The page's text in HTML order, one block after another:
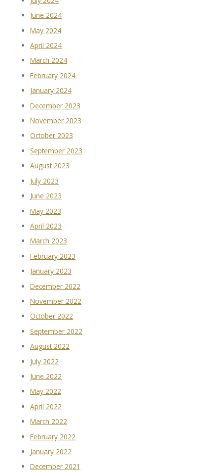
June 2024
May 2024
April 2024
March 2024
February 2024
January 2024
December 2023
November 2023
October 2023
September 2023
August 2023
July 2023
June 2023
May 2023
April 2023
March 2023
February 2023
January 2023
December 2022
November 2022
October 2022
September 2022
August 2022
July 2022
June 2022
May 2022
April 2022
March 2022
February 2022
January 2022
December 2021